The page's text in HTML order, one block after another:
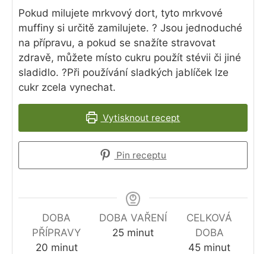
Pokud milujete mrkvový dort, tyto mrkvové
muffiny si určitě zamilujete. ? Jsou jednoduché
na přípravu, a pokud se snažíte stravovat
zdravě, můžete místo cukru použít stévii či jiné
sladidlo. ?Při používání sladkých jablíček lze
cukr zcela vynechat.
Vytisknout recept
Pin receptu
DOBA
PŘÍPRAVY
20minutes
minut
DOBA VAŘENÍ
25minutes
minut
CELKOVÁ
DOBA
45minutes
minut